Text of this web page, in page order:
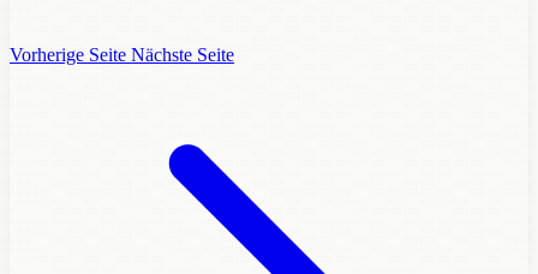
Vorherige Seite Nächste Seite